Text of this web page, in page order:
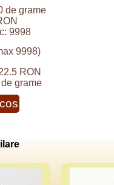
de grame
9998
9998)
RON
grame